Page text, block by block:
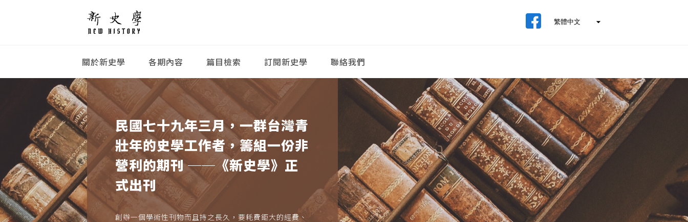
關於新史學 各期內容 篇目檢索 訂閱新史學 聯絡我們
民國七十九年三月，一群台灣青
壯年的史學工作者，籌組一份非
營利的期刊 ──《新史學》正
式出刊
創辦一個學術性刊物而且持之長久，要耗費鉅大的經費、